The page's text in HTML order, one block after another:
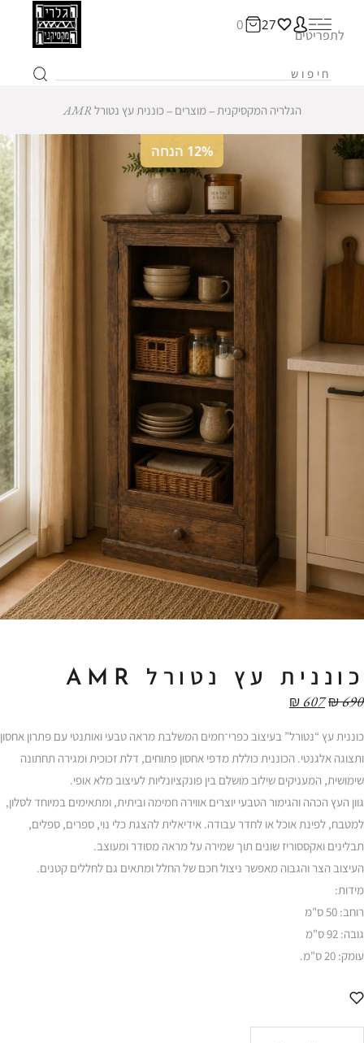
27
0
לתפריטים
הגלריה המקסיקנית ‒מוצרים ‒כוננית עץ נטורל AMR
12% הנחה
כוננית עץ נטורל AMR
₪690
₪607
כוננית עץ “נטורל” בעיצוב כפרי־חמים המשלבת מראה טבעי ואותנטי עם פתרון אחסון
ותצוגה אלגנטי. הכוננית כוללת מדפי אחסון פתוחים, דלת זכוכית ומגירה תחתונה
שימושית, המעניקים שילוב מושלם בין פונקציונליות לעיצוב מלא אופי.
גוון העץ הכהה והגימור הטבעי יוצרים אווירה חמימה וביתית, ומתאימים במיוחד לסלון,
למטבח, לפינת אוכל או לחדר עבודה. אידיאלית להצגת כלי נוי, ספרים, ספלים,
תבלינים ואקססוריז שונים תוך שמירה על מראה מסודר ומעוצב.
העיצוב הצר והגבוה מאפשר ניצול חכם של החלל ומתאים גם לחללים קטנים.
מידות:
רוחב: 50 ס"מ
גובה: 92 ס"מ
עומק: 20 ס"מ.